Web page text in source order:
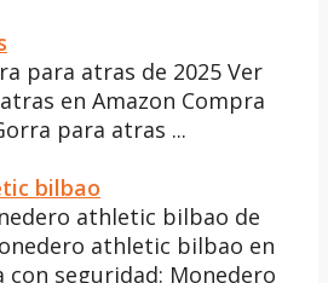
para atras de 2025 Ver
en Amazon Compra
para atras ...
bilbao
athletic bilbao de
athletic bilbao en
con seguridad: Monedero